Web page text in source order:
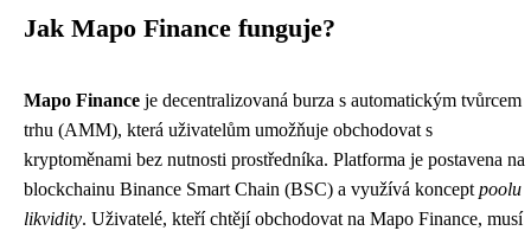
Jak Mapo Finance funguje?
Mapo Finance je decentralizovaná burza s automatickým tvůrcem
trhu (AMM), která uživatelům umožňuje obchodovat s
kryptoměnami bez nutnosti prostředníka. Platforma je postavena na
blockchainu Binance Smart Chain (BSC) a využívá koncept poolu
likvidity. Uživatelé, kteří chtějí obchodovat na Mapo Finance, musí